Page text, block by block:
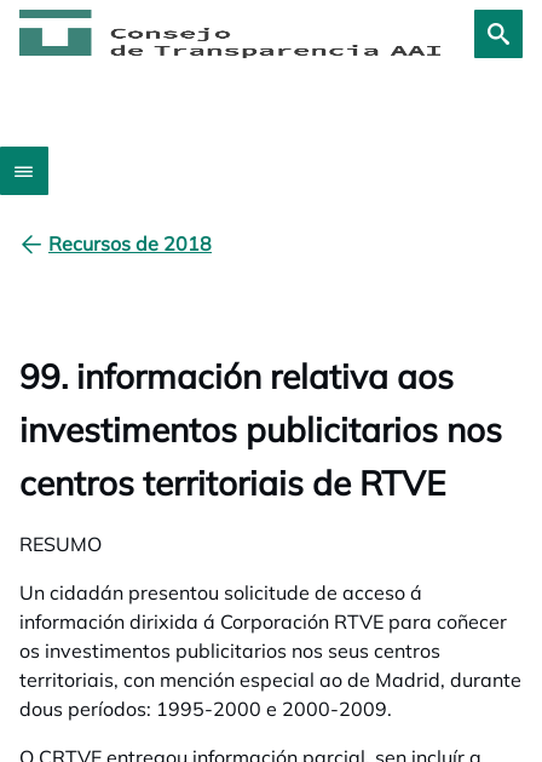
Recursos de 2018
99. información relativa aos
investimentos publicitarios nos
centros territoriais de RTVE
RESUMO
Un cidadán presentou solicitude de acceso á
información dirixida á Corporación RTVE para coñecer
os investimentos publicitarios nos seus centros
territoriais, con mención especial ao de Madrid, durante
dous períodos: 1995-2000 e 2000-2009.
O CRTVE entregou información parcial, sen incluír a